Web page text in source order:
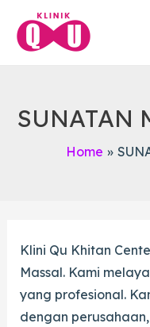
content
SUNATAN
Home
Klini Qu Khitan
Massal. Kami
yang profesional.
dengan